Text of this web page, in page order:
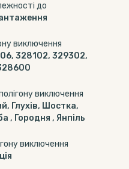
до
виключення
328102, 329302,
виключення
Глухів, Шостка,
, Городня , Янпіль
виключення